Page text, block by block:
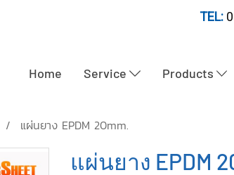
TEL:0
Home Service Products
แผ่นยาง EPDM 20mm.
แผ่นยาง EPDM